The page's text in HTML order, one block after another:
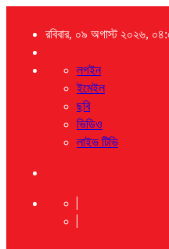
রবিবার, ০৯ অগাস্ট ২০২৬,
লগইন
ইমেইল
ছবি
ভিডিও
লাইভ টিভি